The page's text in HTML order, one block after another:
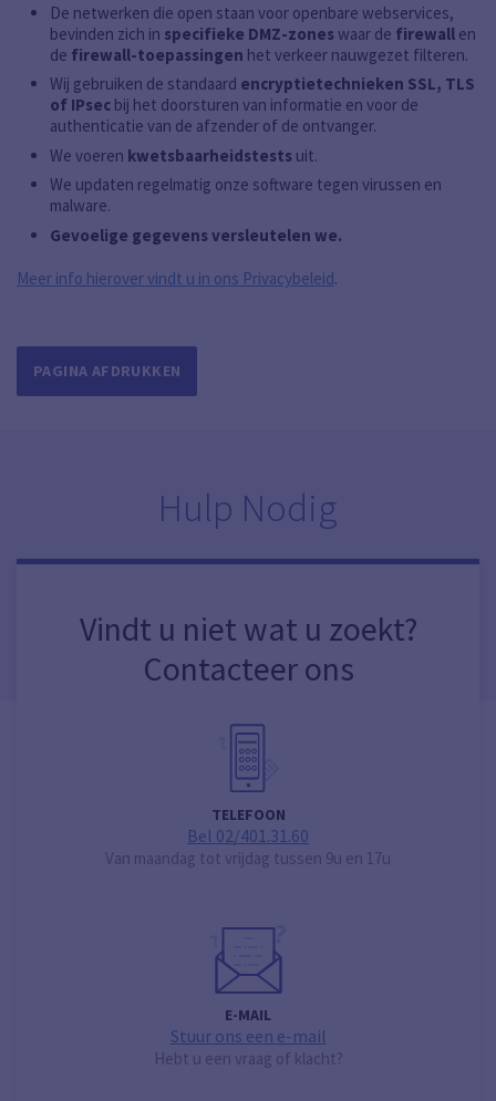
De netwerken die open staan voor openbare webservices,
bevinden zich in specifieke DMZ-zoneswaar de firewall en
de firewall-toepassingen het verkeer nauwgezet filteren.
Wij gebruiken de standaard encryptietechnieken SSL, TLS
of IPsec bij het doorsturen van informatie en voor de
authenticatie van de afzender of de ontvanger.
We voeren kwetsbaarheidstests uit.
We updaten regelmatig onze software tegen virussen en
malware.
Gevoelige gegevens versleutelen we.
Meer info hierover vindt u in ons Privacybeleid.
PAGINA AFDRUKKEN
Hulp Nodig
Vindt u niet wat u zoekt?
Contacteer ons
TELEFOON
Bel 02/401.31.60
Van maandag tot vrijdag tussen 9u en 17u
E-MAIL
Stuur ons een e-mail
Hebt u een vraag of klacht?